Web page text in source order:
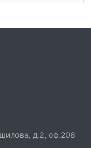
д.2, оф.208